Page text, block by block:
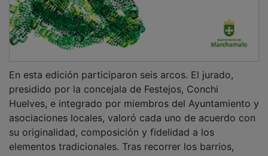
presidido por la concejala de Festejos, Conchi
Huelves, e integrado por miembros del Ayuntamiento y
asociaciones locales, valoró cada uno de acuerdo con
su originalidad, composición y fidelidad a los
elementos tradicionales. Tras recorrer los barrios,
acompañados por dulzaineros y un ambiente festivo,